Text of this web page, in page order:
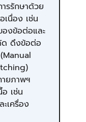
ารรักษาด้วย
เนื่อง เช่น
งข้อต่อและ
ด ดึงข้อต่อ
ายภาพฯ
เช่น
เครื่อง